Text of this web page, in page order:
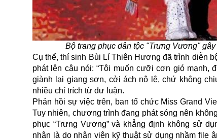
Bộ trang phục dân tộc "Trưng Vương"
Cụ thể, thí sinh Bùi Lí Thiên Hương đã trình diễn
phát lên câu nói: “Tôi muốn cưỡi cơn gió mạnh,
giành lại giang sơn, cởi ách nô lệ, chứ không
nhiều chỉ trích từ dư luận.
Phản hồi sự việc trên, ban tổ chức Miss Grand
Tuy nhiên, chương trình đang phát sóng nên
phục “Trưng Vương” và khẳng định không sử
nhân là do nhân viên kỹ thuật sử dụng nhầm file